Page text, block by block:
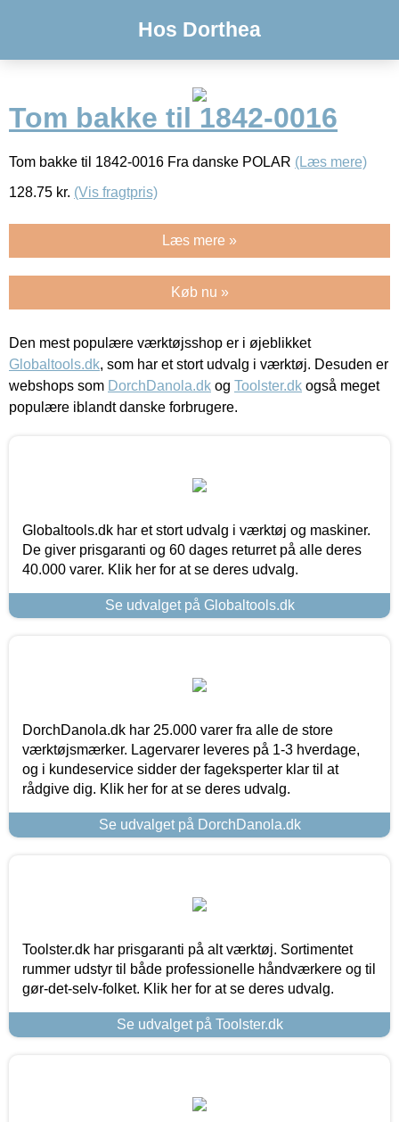
Hos Dorthea
Tom bakke til 1842-0016
Tom bakke til 1842-0016 Fra danske POLAR (Læs mere)
128.75 kr. (Vis fragtpris)
Læs mere »
Køb nu »
Den mest populære værktøjsshop er i øjeblikket
Globaltools.dk, som har et stort udvalg i værktøj. Desuden er
webshops som DorchDanola.dk og Toolster.dk også meget
populære iblandt danske forbrugere.
Globaltools.dk har et stort udvalg i værktøj og maskiner.
De giver prisgaranti og 60 dages returret på alle deres
40.000 varer. Klik her for at se deres udvalg.
Se udvalget på Globaltools.dk
DorchDanola.dk har 25.000 varer fra alle de store
værktøjsmærker. Lagervarer leveres på 1-3 hverdage,
og i kundeservice sidder der fageksperter klar til at
rådgive dig. Klik her for at se deres udvalg.
Se udvalget på DorchDanola.dk
Toolster.dk har prisgaranti på alt værktøj. Sortimentet
rummer udstyr til både professionelle håndværkere og til
gør-det-selv-folket. Klik her for at se deres udvalg.
Se udvalget på Toolster.dk